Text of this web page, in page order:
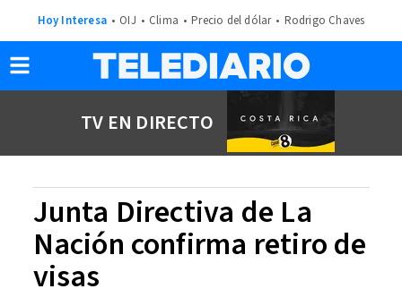
Hoy Interesa OIJ Clima Precio del dólar Rodrigo Chaves
TV EN DIRECTO
Junta Directiva de La
Nación confirma retiro de
visas